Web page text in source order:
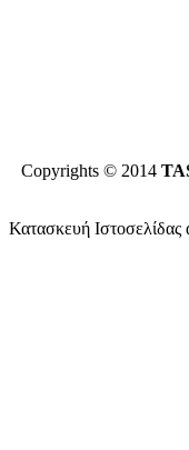
Copyrights © 2014
Κατασκευή Ιστοσελίδας